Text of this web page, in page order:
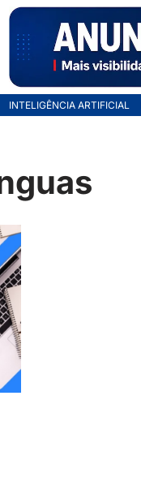
INTELIGÊNCIA ARTIFICIAL